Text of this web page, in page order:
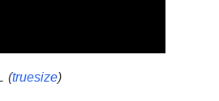
(truesize)